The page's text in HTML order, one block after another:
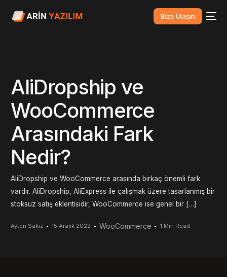
Bize Ulaşın
AliDropship ve
WooCommerce
Arasındaki Fark
Nedir?
AliDropship ve WooCommerce arasında birkaç önemli fark
vardır. AliDropship, AliExpress ile çalışmak üzere tasarlanmış bir
stoksuz satış eklentisidir, WooCommerce ise genel bir […]
Ayten Sakiz 15 Aralık 2022 WooCommerce 1 Min Read